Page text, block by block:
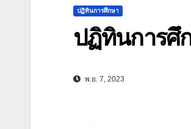
ปฏิทินการศึกษา
ปฏิทินการศึ
พ.ย. 7, 2023